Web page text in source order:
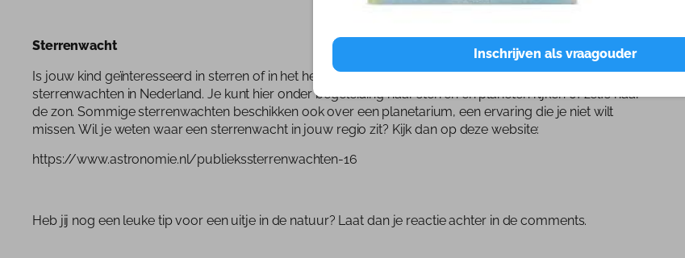
Sterrenwacht
Is jouw kind geïnteresseerd in sterren of in het heelal? Denk dan eens aan een bezoek een van de velen
sterrenwachten in Nederland. Je kunt hier onder begeleiding naar sterren en planeten kijken of zelfs naar
de zon. Sommige sterrenwachten beschikken ook over een planetarium, een ervaring die je niet wilt
missen. Wil je weten waar een sterrenwacht in jouw regio zit? Kijk dan op deze website:
https://www.astronomie.nl/publiekssterrenwachten-16
Heb jij nog een leuke tip voor een uitje in de natuur? Laat dan je reactie achter in de comments.
Inschrijven als vraagouder